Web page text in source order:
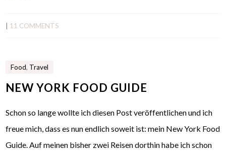
11 COMMENTS
Food, Travel
NEW YORK FOOD GUIDE
Schon so lange wollte ich diesen Post veröffentlichen und ich
freue mich, dass es nun endlich soweit ist: mein New York Food
Guide. Auf meinen bisher zwei Reisen dorthin habe ich schon